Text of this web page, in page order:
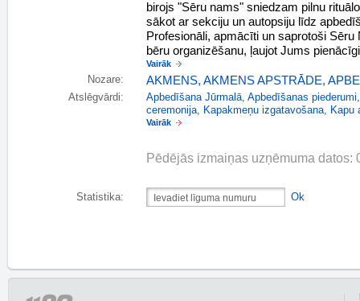
birojs "Sēru nams" sniedzam pilnu
sākot ar sekciju un autopsiju līdz
Profesionāli, apmācīti un saprotoši
bēru organizēšanu, ļaujot Jums
Vairāk
Nozare: AKMENS, AKMENS APSTRĀDE,
Atslēgvārdi: Apbedīšana Jūrmalā, Apbedīšanas piederumi
ceremonija, Kapakmeņu izgatavošana, Kapu
Vairāk
Pēdējās izmaiņas uzņēmuma datos:
Statistika: Ok